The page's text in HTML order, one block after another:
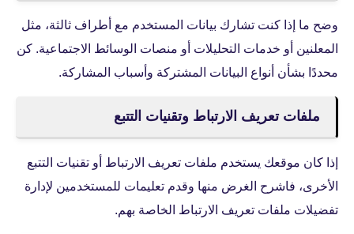
وضح ما إذا كنت تشارك بيانات المستخدم مع أطراف ثالثة، مثل
المعلنين أو خدمات التحليلات أو منصات الوسائط الاجتماعية. كن
محددًا بشأن أنواع البيانات المشتركة وأسباب المشاركة.
ملفات تعريف الارتباط وتقنيات التتبع
إذا كان موقعك يستخدم ملفات تعريف الارتباط أو تقنيات التتبع
الأخرى، فاشرح الغرض منها وقدم تعليمات للمستخدمين لإدارة
تفضيلات ملفات تعريف الارتباط الخاصة بهم.